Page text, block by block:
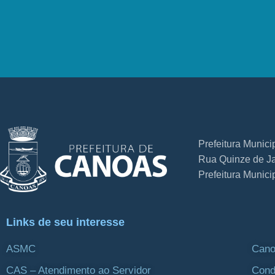
Prefeitura
Rua Quinze de
Prefeitura
Links de seu interesse
ASMC
CAS – Atendimento ao Servidor